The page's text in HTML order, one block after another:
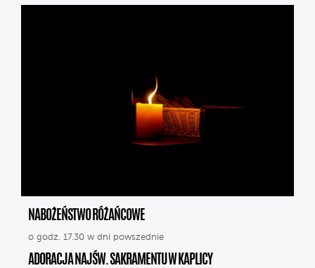
NABOŻEŃSTWO RÓŻAŃCOWE
o godz. 17.30 w dni powszednie
ADORACJA NAJŚW. SAKRAMENTU W KAPLICY